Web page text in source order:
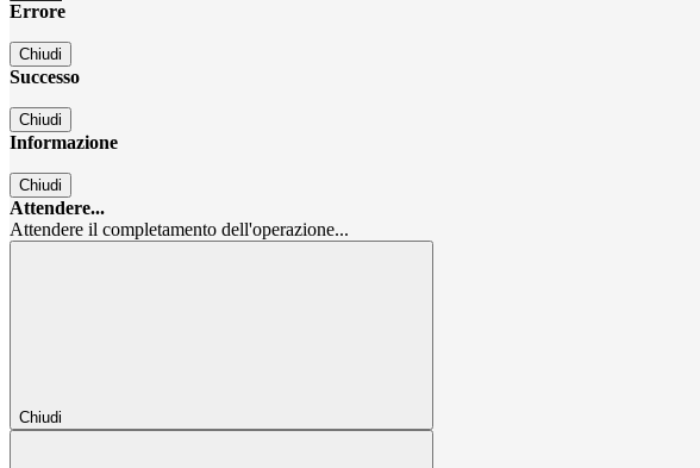
Errore
Chiudi
Successo
Chiudi
Informazione
Chiudi
Attendere...
Attendere il completamento dell'operazione...
Chiudi